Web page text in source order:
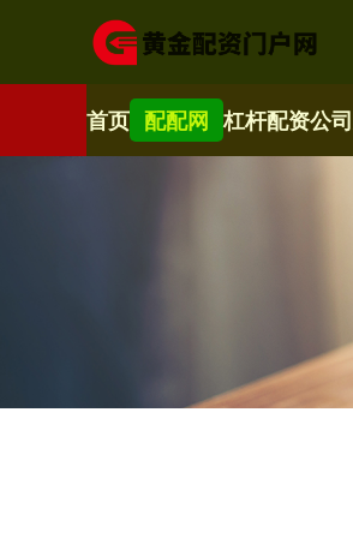
首页 配配网 杠杆配资公司